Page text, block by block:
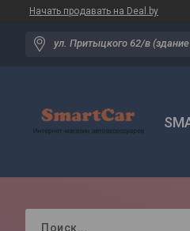
Начать продавать на Deal.by
ул. Притыцкого 62/в